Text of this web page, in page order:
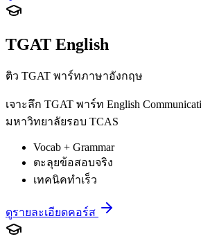
TGAT English
ติว TGAT พาร์ทภาษาอังกฤษ
เจาะลึก TGAT พาร์ท English
มหาวิทยาลัยรอบ TCAS
Vocab + Grammar
ตะลุยข้อสอบจริง
เทคนิคทำเร็ว
ดูรายละเอียดคอร์ส